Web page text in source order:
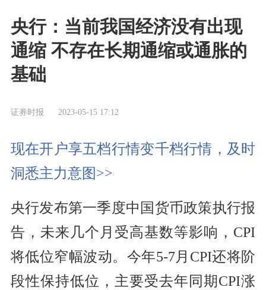
央行：当前我国经济没有出现
通缩 不存在长期通缩或通胀的
基础
证券时报 2023-05-15 17:12
现在开户享五档行情变千档行情，及时
洞悉主力意图>>
央行发布第一季度中国货币政策执行报
告，未来几个月受高基数等影响，CPI
将低位窄幅波动。今年5-7月CPI还将阶
段性保持低位，主要受去年同期CPI涨